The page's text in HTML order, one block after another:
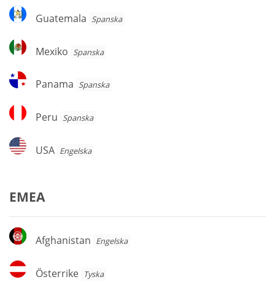
Guatemala
Guatemala Spanska
Mexiko
Mexiko Spanska
Panama
Panama Spanska
Peru
Peru Spanska
USA
USA Engelska
EMEA
Afghanistan
Afghanistan Engelska
Österrike
Österrike Tyska